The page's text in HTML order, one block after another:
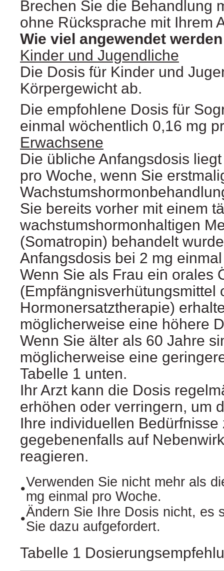
Brechen Sie die Behandlung
ohne Rücksprache mit Ihrem
Wie viel angewendet
Kinder und Jugendliche
Die Dosis für Kinder und
Körpergewicht ab.
Die empfohlene Dosis für
einmal wöchentlich 0,16 mg
Erwachsene
Die übliche Anfangsdosis
pro Woche, wenn Sie
Sie bereits vorher mit einem
wachstumshormonhaltigen
(Somatropin) behandelt
Anfangsdosis bei 2 mg
Wenn Sie als Frau ein orales
(Empfängnisverhütungsmittel
Hormonersatztherapie)
möglicherweise eine höhere
Wenn Sie älter als 60 Jahre
möglicherweise eine
Tabelle 1 unten.
Ihr Arzt kann die Dosis
erhöhen oder verringern, um
Ihre individuellen Bedürfnisse
gegebenenfalls auf
reagieren.
•Verwenden Sie nicht mehr als
mg einmal pro Woche.
•Ändern Sie Ihre Dosis nicht, es
Sie dazu aufgefordert.
Tabelle 1